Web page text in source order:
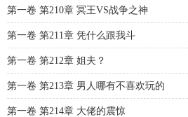
第一卷 第210章 冥王VS战争之神
第一卷 第211章 凭什么跟我斗
第一卷 第212章 姐夫？
第一卷 第213章 男人哪有不喜欢玩的
第一卷 第214章 大佬的震惊